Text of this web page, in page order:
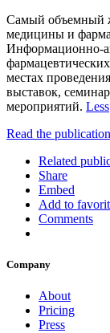
Самый объемный
медицины и
Информационно-
местах
выставок,
мероприятий. Less
Read the publication
Related
Share
Embed
Add to
Comments
Company
About
Pricing
Press